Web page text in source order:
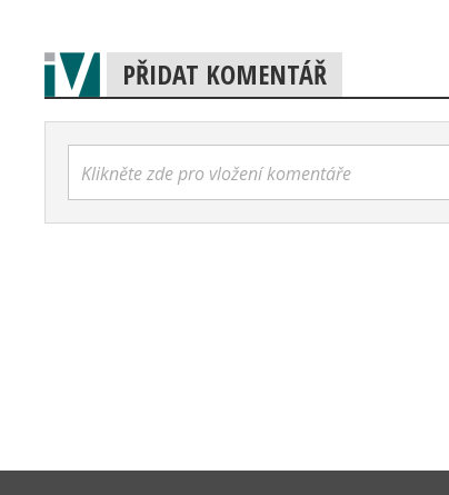
PŘIDAT KOMENTÁŘ
Klikněte zde pro vložení komentáře